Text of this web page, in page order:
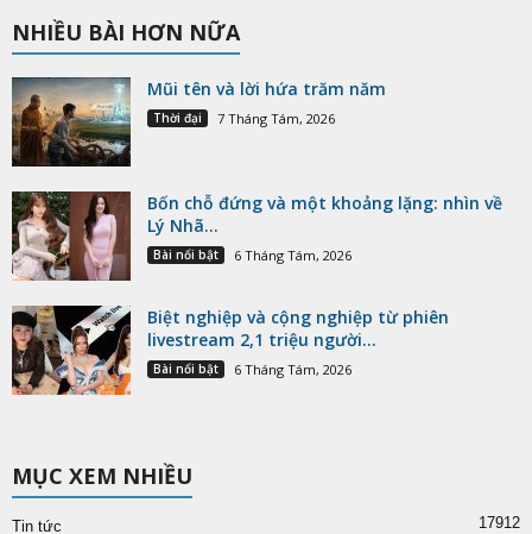
NHIỀU BÀI HƠN NỮA
Mũi tên và lời hứa trăm năm
Thời đại 7 Tháng Tám, 2026
Bốn chỗ đứng và một khoảng lặng: nhìn về
Lý Nhã...
Bài nổi bật 6 Tháng Tám, 2026
Biệt nghiệp và cộng nghiệp từ phiên
livestream 2,1 triệu người...
Bài nổi bật 6 Tháng Tám, 2026
MỤC XEM NHIỀU
Tin tức 17912